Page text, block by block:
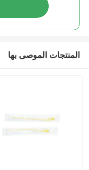
المنتجات الموصى بها